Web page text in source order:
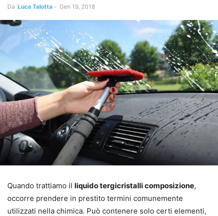
Da Luca Talotta - Gen 19, 2018
Quando trattiamo il liquido tergicristalli composizione,
occorre prendere in prestito termini comunemente
utilizzati nella chimica. Può contenere solo certi elementi,